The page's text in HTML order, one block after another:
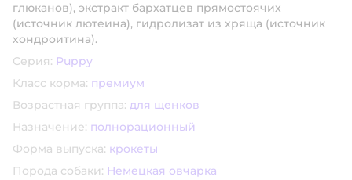
глюканов), экстракт бархатцев прямостоячих
(источник лютеина), гидролизат из хряща (источник
хондроитина).
Серия: Puppy
Класс корма: премиум
Возрастная группа: для щенков
Назначение: полнорационный
Форма выпуска: крокеты
Порода собаки: Немецкая овчарка